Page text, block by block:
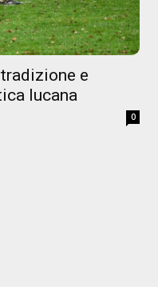
e
lucana
0